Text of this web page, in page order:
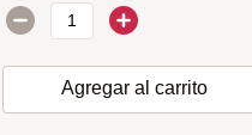
Agregar al carrito